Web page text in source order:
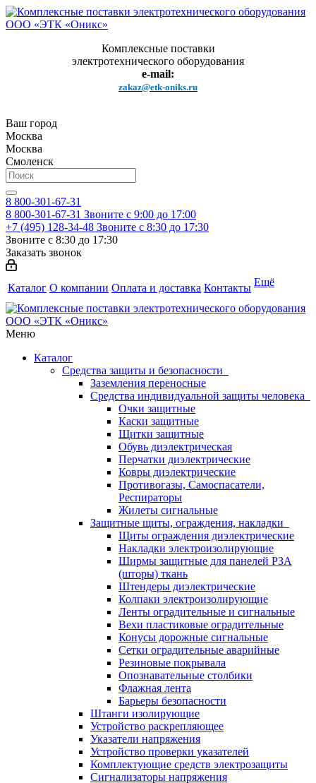
Комплексные поставки
электротехнического оборудования
e-mail:
zakaz@etk-oniks.ru
Ваш город
Москва
Москва
Смоленск
8 800-301-67-31
8 800-301-67-31 Звоните с 9:00 до 17:00
+7 (495) 128-34-48 Звоните с 8:30 до 17:30
Звоните с 8:30 до 17:30
Заказать звонок
Каталог О компании Оплата и доставка Контакты Ещё
Меню
Каталог
Средства защиты и безопасности
Заземления переносные
Средства индивидуальной защиты человека
Очки защитные
Каски защитные
Щитки защитные
Обувь диэлектрическая
Перчатки диэлектрические
Ковры диэлектрические
Противогазы, Самоспасатели,
Респираторы
Жилеты сигнальные
Защитные щиты, ограждения, накладки
Щиты ограждения диэлектрические
Накладки электроизолирующие
Ширмы защитные для панелей РЗА
(шторы) ткань
Штендеры диэлектрические
Колпаки электроизолирующие
Ленты оградительные и сигнальные
Вехи пластиковые оградительные
Конусы дорожные сигнальные
Сетки оградительные аварийные
Резиновые покрывала
Опознавательные столбики
Флажная лента
Барьеры безопасности
Штанги изолирующие
Устройство раскрепляющее
Указатели напряжения
Устройство проверки указателей
Комплектующие средств электрозащиты
Сигнализаторы напряжения